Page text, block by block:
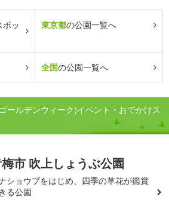
ポッ
東京都の公園一覧へ
全国の公園一覧へ
ールデンウィーク)イベント・おでかけス
市 吹上しょうぶ公園
ショウブをはじめ、四季の草花が鑑賞
る公園